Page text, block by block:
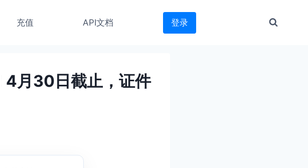
充值 API文档 登录
4月30日截止，证件